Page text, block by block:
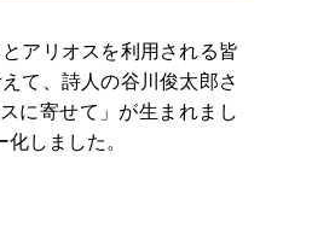
アリオスを利用される皆
て、詩人の谷川俊太郎さ
に寄せて」が生まれまし
しました。